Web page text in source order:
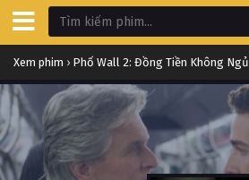
Xem phim › Phố Wall 2: Đồng Tiền Không Ngủ